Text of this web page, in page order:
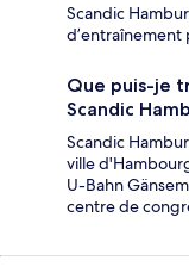
Scandic
d’entraînement
Que puis-je
Scandic
Scandic
ville
U-Bahn
centre de